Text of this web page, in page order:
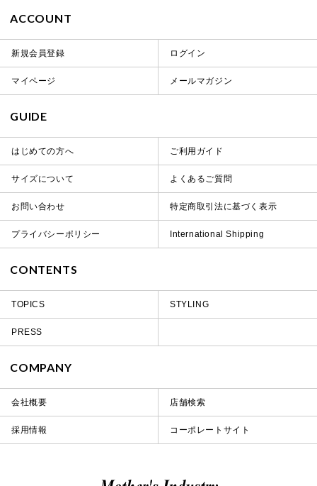
ACCOUNT
新規会員登録 ログイン
マイページ メールマガジン
GUIDE
はじめての方へ ご利用ガイド
サイズについて よくあるご質問
お問い合わせ 特定商取引法に基づく表示
プライバシーポリシー International Shipping
CONTENTS
TOPICS STYLING
PRESS
COMPANY
会社概要 店舗検索
採用情報 コーポレートサイト